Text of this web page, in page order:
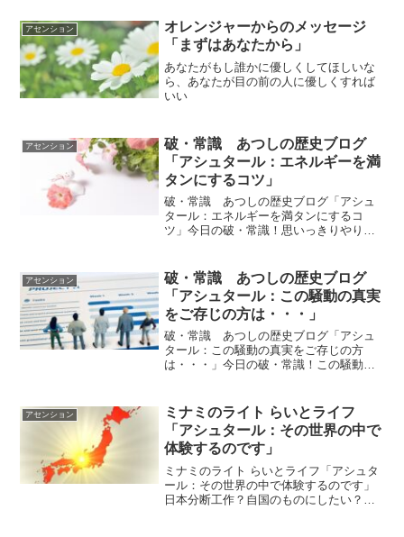
と影響を受けなくなる?? 」vol.1372 「...
アセンション
オレンジャーからのメッセージ
「まずはあなたから」
あなたがもし誰かに優しくしてほしいな
ら、あなたが目の前の人に優しくすれば
いい
アセンション
破・常識 あつしの歴史ブログ
「アシュタール：エネルギーを満
タンにするコツ」
破・常識 あつしの歴史ブログ「アシュ
タール：エネルギーを満タンにするコ
ツ」今日の破・常識！思いっきりやりた
アシュタールアシュタールからのメッセ
ージ今日のアシュタールから...
アセンション
破・常識 あつしの歴史ブログ
「アシュタール：この騒動の真実
をご存じの方は・・・」
破・常識 あつしの歴史ブログ「アシュ
タール：この騒動の真実をご存じの方
は・・・」今日の破・常識！この騒動の
ュタールからのメッセージ今日のアシュ
タールからのメッセージをお...
アセンション
ミナミのライト らいとライフ
「アシュタール：その世界の中で
体験するのです」
ミナミのライト らいとライフ「アシュタ
ール：その世界の中で体験するのです」
日本分断工作？自国のものにしたい？な